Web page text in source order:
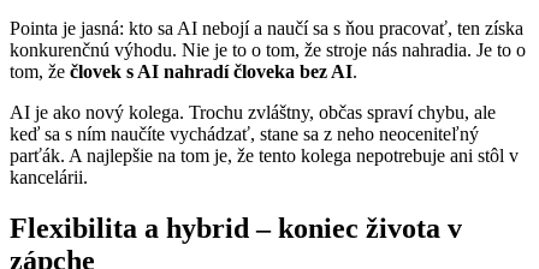
Pointa je jasná: kto sa AI nebojí a naučí sa s ňou pracovať, ten získa
konkurenčnú výhodu. Nie je to o tom, že stroje nás nahradia. Je to o
tom, že človek s AI nahradí človeka bez AI.
AI je ako nový kolega. Trochu zvláštny, občas spraví chybu, ale
keď sa s ním naučíte vychádzať, stane sa z neho neoceniteľný
parťák. A najlepšie na tom je, že tento kolega nepotrebuje ani stôl v
kancelárii.
Flexibilita a hybrid – koniec života v
zápche